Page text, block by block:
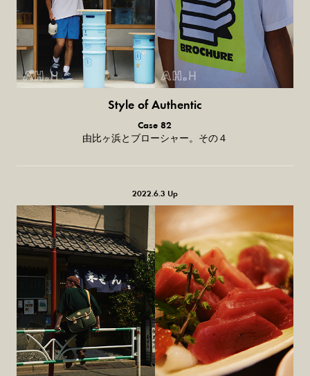
Style of Authentic
普通の服、
普通のスタイル。
Case 82
由比ヶ浜とブローシャー。その４
2022.6.3 Up